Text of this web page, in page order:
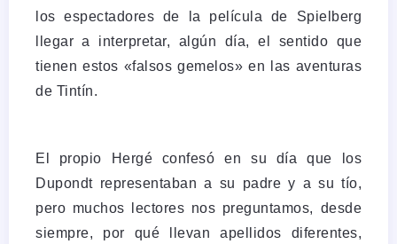
los espectadores de la película de Spielberg
llegar a interpretar, algún día, el sentido que
tienen estos «falsos gemelos» en las aventuras
de Tintín.
El propio Hergé confesó en su día que los
Dupondt representaban a su padre y a su tío,
pero muchos lectores nos preguntamos, desde
siempre, por qué llevan apellidos diferentes,